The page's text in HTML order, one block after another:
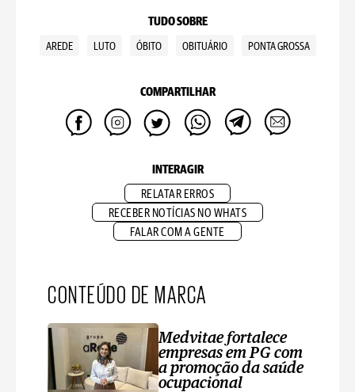
TUDO SOBRE
AREDE LUTO ÓBITO OBITUÁRIO PONTA GROSSA
COMPARTILHAR
INTERAGIR
RELATAR ERROS
RECEBER NOTÍCIAS NO WHATS
FALAR COM A GENTE
CONTEÚDO DE MARCA
Medvitae fortalece
empresas em PG com
a promoção da saúde
ocupacional